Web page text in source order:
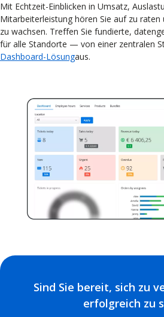
Mit Echtzeit-Einblicken in Umsatz,
Mitarbeiterleistung hören Sie auf zu raten
zu wachsen. Treffen Sie fundierte,
für alle Standorte — von einer zentralen
Dashboard-Lösungaus.
Sind Sie bereit, sich zu
erfolgreich zu